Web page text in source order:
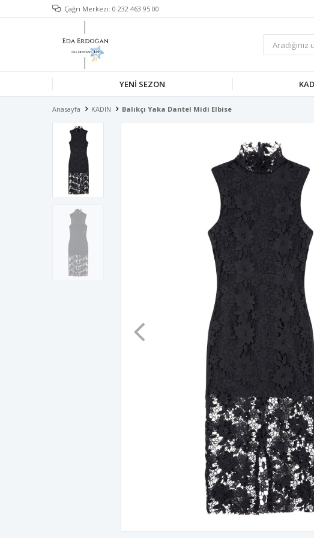
Çağrı Merkezi: 0 232 463 95 00
YENİ SEZON
Anasayfa KADIN Balıkçı Yaka Dantel Midi Elbise